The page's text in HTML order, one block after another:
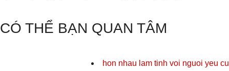
CÓ THỂ BẠN QUAN TÂM
hon nhau lam tinh voi nguoi yeu cu